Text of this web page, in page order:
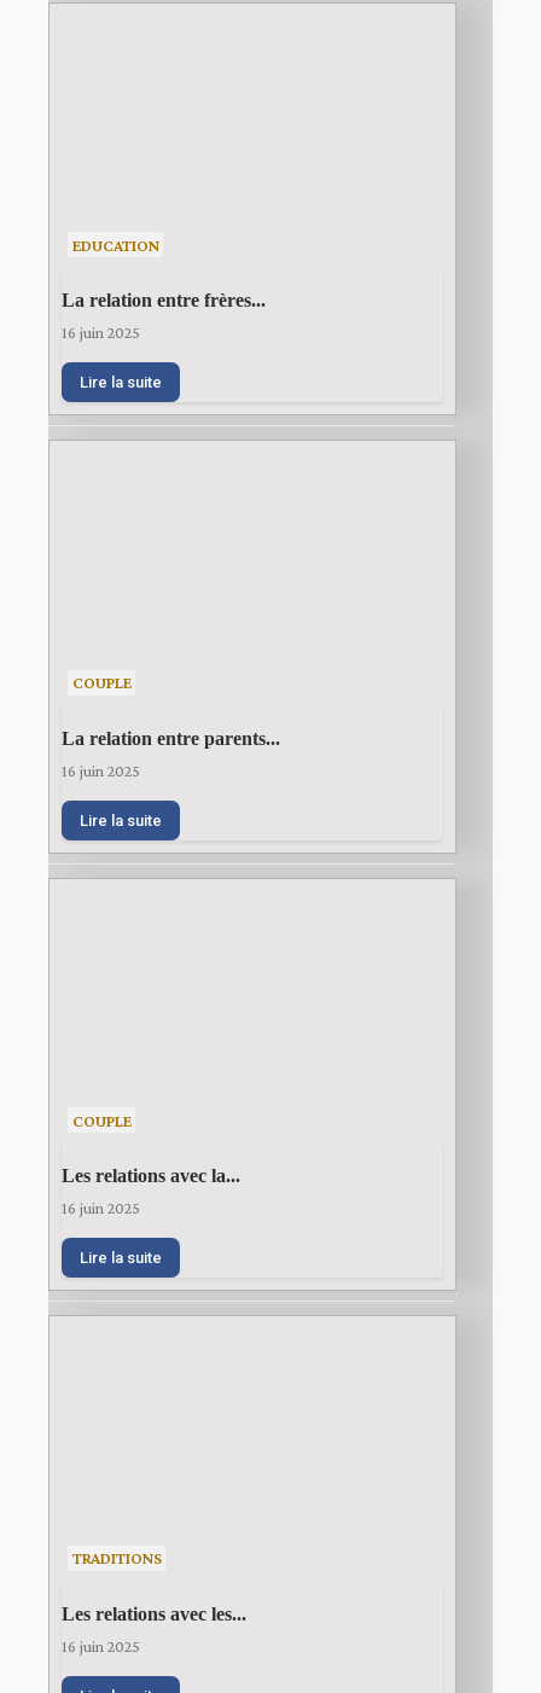
EDUCATION
La relation entre frères...
16 juin 2025
Lire la suite
COUPLE
La relation entre parents...
16 juin 2025
Lire la suite
COUPLE
Les relations avec la...
16 juin 2025
Lire la suite
TRADITIONS
Les relations avec les...
16 juin 2025